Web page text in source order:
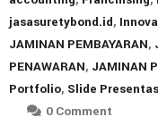
jasasuretybond.id,
JAMINAN PEMBAYARAN,
PENAWARAN, JAMINAN
Portfolio, Slide
0 Comment